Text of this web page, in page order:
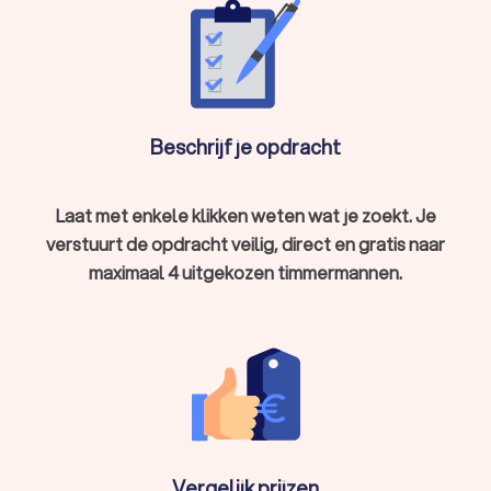
timmermannen uit Rozendaal zorgen voor een veilige en
bij renovaties van woningen en
bedrijfspanden speelt de timmerman een belangrijke
rol, zoals bij het vernieuwen van gevels of plafonds.
project veilig, duurzaam en volgens jouw wensen wordt
Waarom een professionele timmerman
kiezen?
werkt met hoogwaardige materialen en zorgt voor een
met een ervaren timmerman uit
Rozendaal ben je verzekerd van precisie en
Beschrijf je opdracht
Laat met enkele klikken weten wat je zoekt. Je
verstuurt de opdracht veilig, direct en gratis naar
maximaal 4 uitgekozen timmermannen.